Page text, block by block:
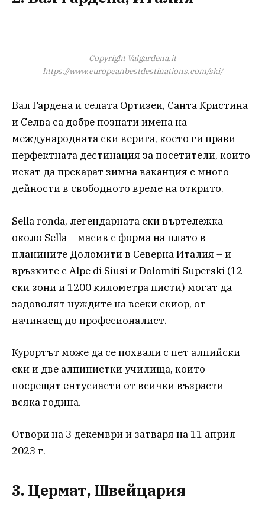
Copyright Valgardena.it
https://www.europeanbestdestinations.com/ski/
Вал Гардена и селата Ортизеи, Санта Кристина
и Селва са добре познати имена на
международната ски верига, което ги прави
перфектната дестинация за посетители, които
искат да прекарат зимна ваканция с много
дейности в свободното време на открито.
Sella ronda, легендарната ски въртележка
около Sella – масив с форма на плато в
планините Доломити в Северна Италия – и
връзките с Alpe di Siusi и Dolomiti Superski (12
ски зони и 1200 километра писти) могат да
задоволят нуждите на всеки скиор, от
начинаещ до професионалист.
Курортът може да се похвали с пет алпийски
ски и две алпинистки училища, които
посрещат ентусиасти от всички възрасти
всяка година.
Отвoри на 3 декември и затваря на 11 април
2023 г.
3. Цермат, Швейцария